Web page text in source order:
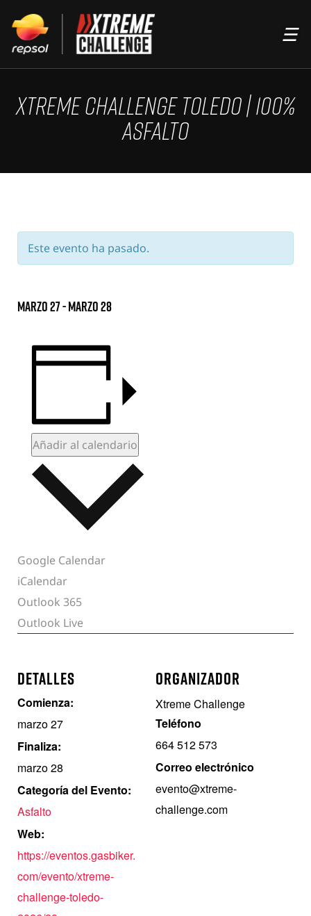
XTREME CHALLENGE TOLEDO | 100%
ASFALTO
Este evento ha pasado.
marzo 27-marzo 28
Añadir al calendario
Google Calendar
iCalendar
Outlook 365
Outlook Live
DETALLES
Comienza:
marzo 27
Finaliza:
marzo 28
Categoría del Evento:
Asfalto
Web:
https://eventos.gasbiker.
com/evento/xtreme-
challenge-toledo-
ORGANIZADOR
Xtreme Challenge
Teléfono
664 512 573
Correo electrónico
evento@xtreme-
challenge.com
TRAIL